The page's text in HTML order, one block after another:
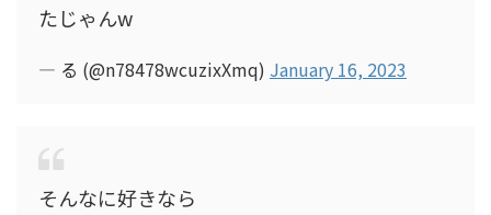
たじゃんw
— る (@n78478wcuzixXmq) January 16, 2023
そんなに好きなら